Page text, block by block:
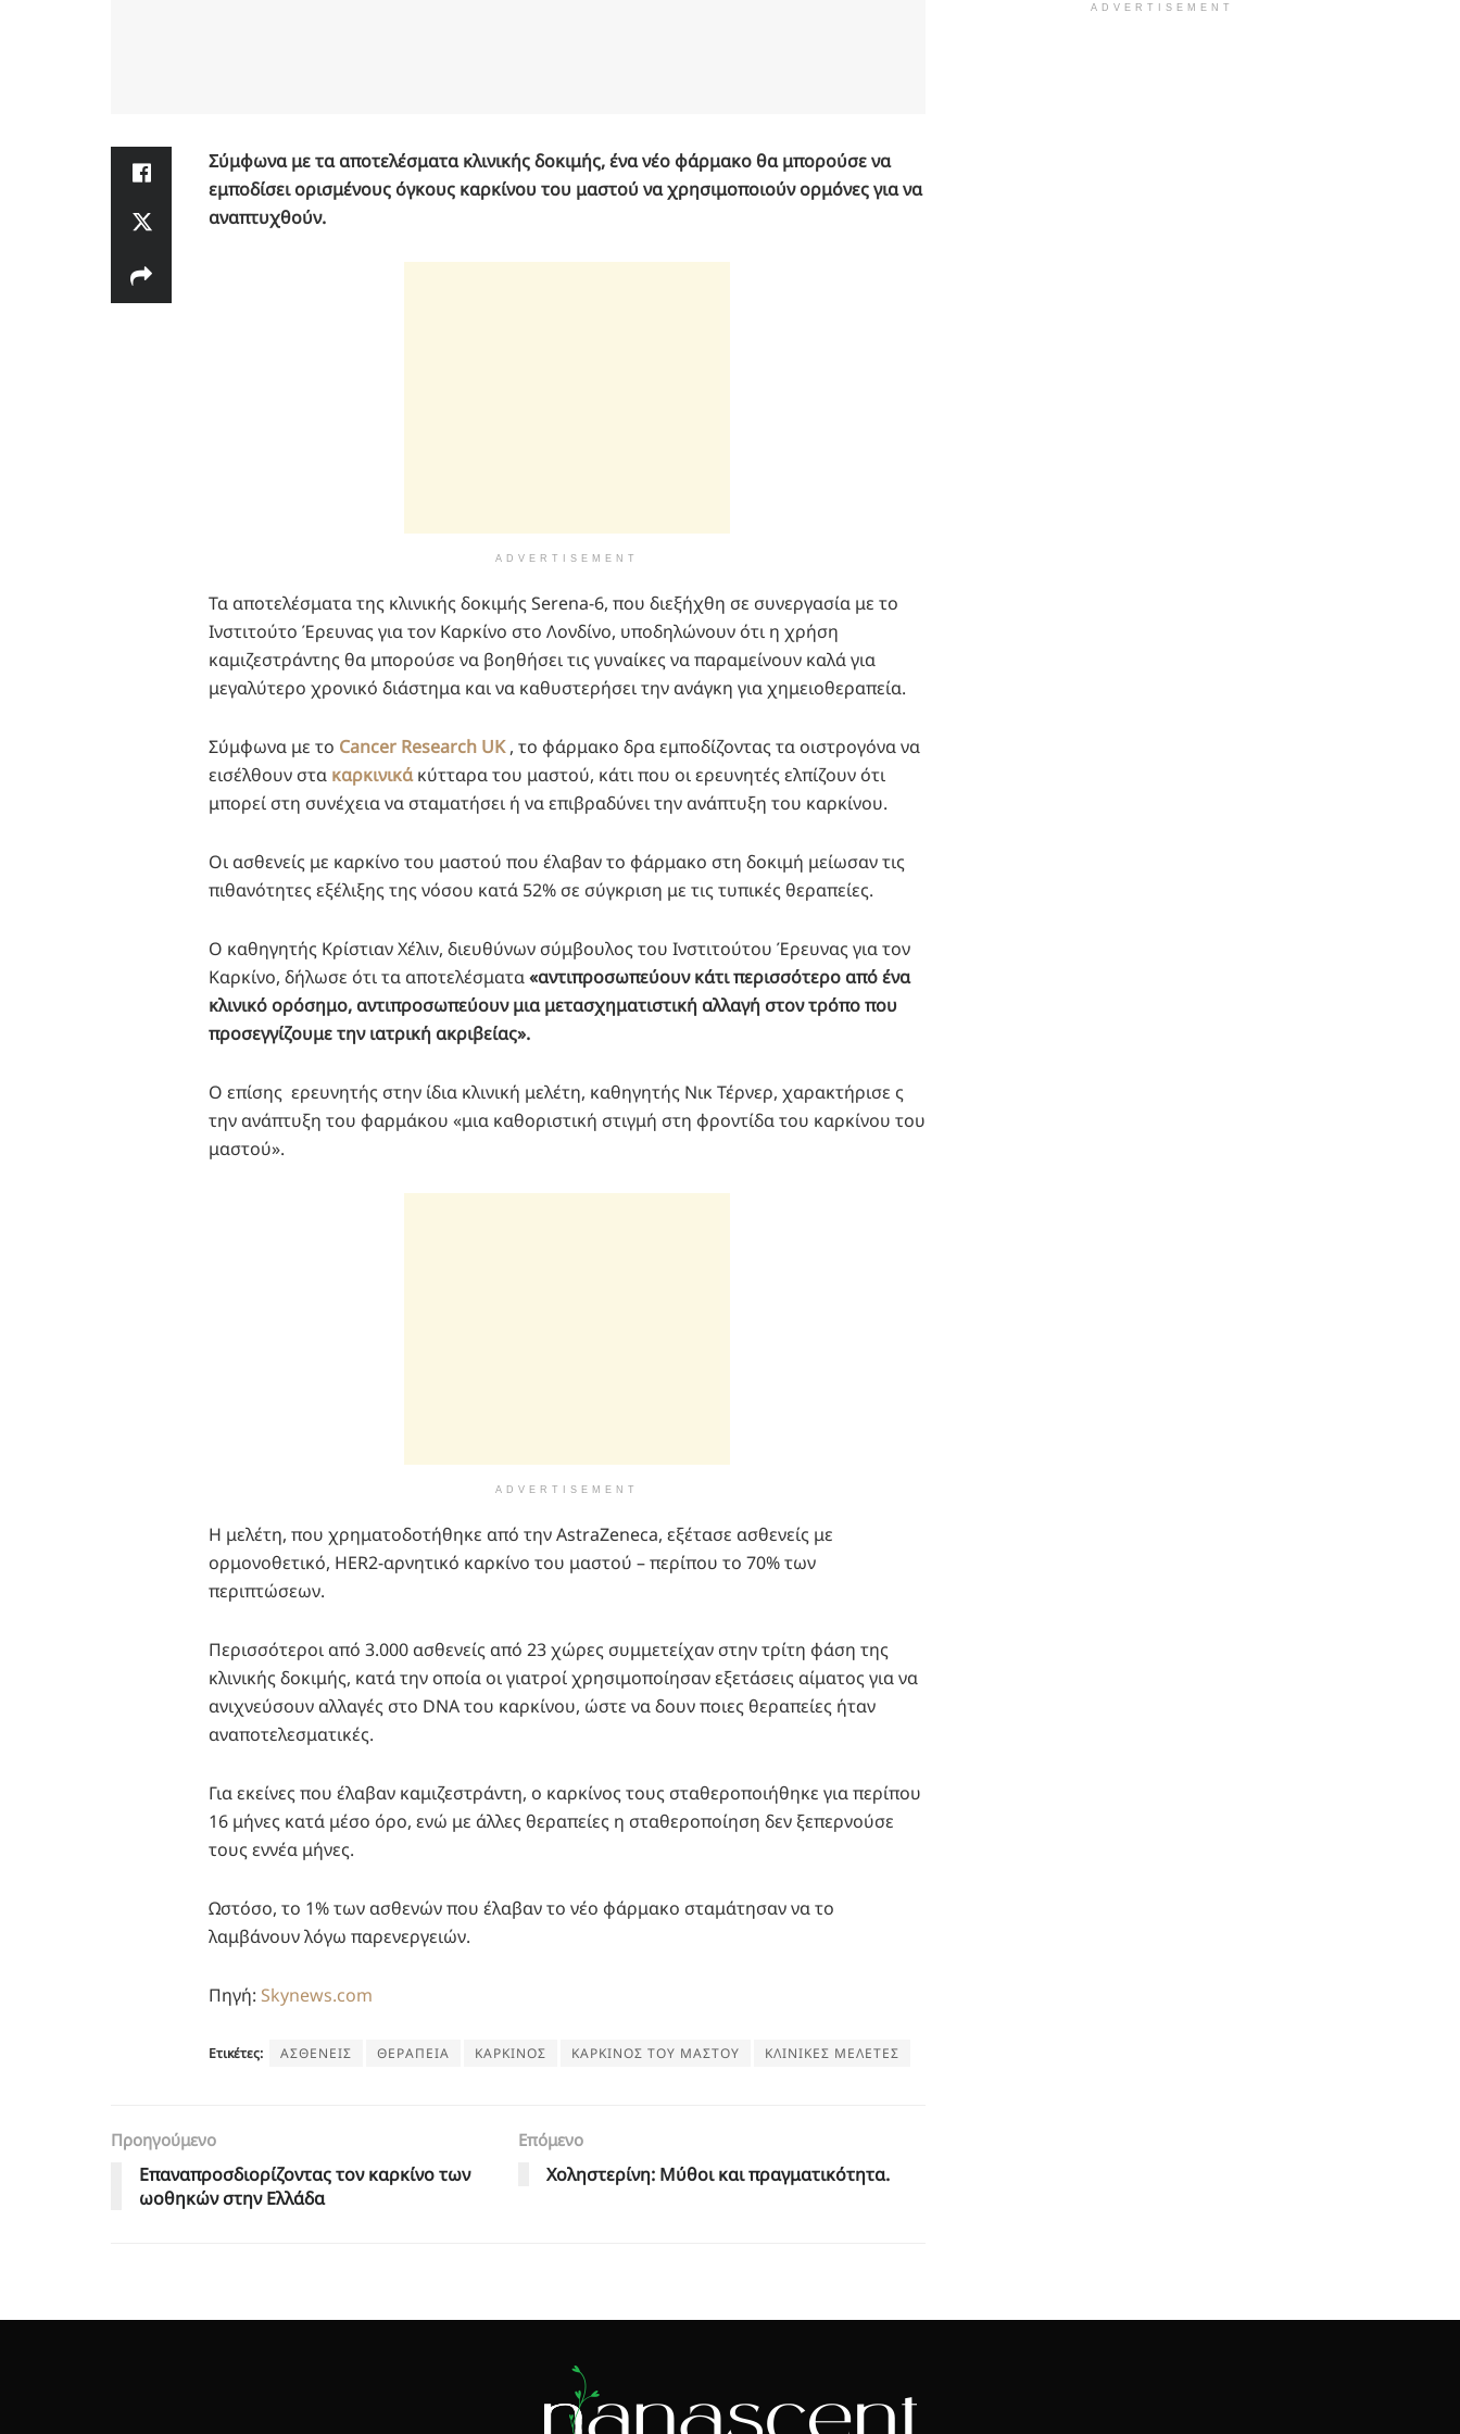
Σύμφωνα με τα αποτελέσματα κλινικής δοκιμής, ένα νέο φάρμακο θα μπορούσε να
εμποδίσει ορισμένους όγκους καρκίνου του μαστού να χρησιμοποιούν ορμόνες για να
αναπτυχθούν.
ADVERTISEMENT
Τα αποτελέσματα της κλινικής δοκιμής Serena-6, που διεξήχθη σε συνεργασία με το
Ινστιτούτο Έρευνας για τον Καρκίνο στο Λονδίνο, υποδηλώνουν ότι η χρήση
καμιζεστράντης θα μπορούσε να βοηθήσει τις γυναίκες να παραμείνουν καλά για
μεγαλύτερο χρονικό διάστημα και να καθυστερήσει την ανάγκη για χημειοθεραπεία.
Σύμφωνα με το Cancer Research UK, το φάρμακο δρα εμποδίζοντας τα οιστρογόνα να
εισέλθουν στα καρκινικά κύτταρα του μαστού, κάτι που οι ερευνητές ελπίζουν ότι
μπορεί στη συνέχεια να σταματήσει ή να επιβραδύνει την ανάπτυξη του καρκίνου.
Οι ασθενείς με καρκίνο του μαστού που έλαβαν το φάρμακο στη δοκιμή μείωσαν τις
πιθανότητες εξέλιξης της νόσου κατά 52% σε σύγκριση με τις τυπικές θεραπείες.
Ο καθηγητής Κρίστιαν Χέλιν, διευθύνων σύμβουλος του Ινστιτούτου Έρευνας για τον
Καρκίνο, δήλωσε ότι τα αποτελέσματα«αντιπροσωπεύουν κάτι περισσότερο από ένα
κλινικό ορόσημο, αντιπροσωπεύουν μια μετασχηματιστική αλλαγή στον τρόπο που
προσεγγίζουμε την ιατρική ακριβείας».
Ο επίσης ερευνητής στην ίδια κλινική μελέτη, καθηγητής Νικ Τέρνερ, χαρακτήρισε ς
την ανάπτυξη του φαρμάκου «μια καθοριστική στιγμή στη φροντίδα του καρκίνου του
μαστού».
ADVERTISEMENT
Η μελέτη, που χρηματοδοτήθηκε από την AstraZeneca, εξέτασε ασθενείς με
ορμονοθετικό, HER2-αρνητικό καρκίνο του μαστού – περίπου το 70% των
περιπτώσεων.
Περισσότεροι από 3.000 ασθενείς από 23 χώρες συμμετείχαν στην τρίτη φάση της
κλινικής δοκιμής, κατά την οποία οι γιατροί χρησιμοποίησαν εξετάσεις αίματος για να
ανιχνεύσουν αλλαγές στο DNA του καρκίνου, ώστε να δουν ποιες θεραπείες ήταν
αναποτελεσματικές.
Για εκείνες που έλαβαν καμιζεστράντη, ο καρκίνος τους σταθεροποιήθηκε για περίπου
16 μήνες κατά μέσο όρο, ενώ με άλλες θεραπείες η σταθεροποίηση δεν ξεπερνούσε
τους εννέα μήνες.
Ωστόσο, το 1% των ασθενών που έλαβαν το νέο φάρμακο σταμάτησαν να το
λαμβάνουν λόγω παρενεργειών.
Πηγή: Skynews.com
Ετικέτες: ΑΣΘΕΝΕΙΣ ΘΕΡΑΠΕΙΑ ΚΑΡΚΙΝΟΣ ΚΑΡΚΙΝΟΣ ΤΟΥ ΜΑΣΤΟΥ ΚΛΙΝΙΚΕΣ ΜΕΛΕΤΕΣ
Προηγούμενο
Επαναπροσδιορίζοντας τον καρκίνο των
ωοθηκών στην Ελλάδα
Επόμενο
Χοληστερίνη: Μύθοι και πραγματικότητα.
ADVERTISEMENT